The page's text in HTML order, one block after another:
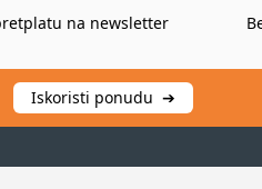
na newsletter
Iskoristi ponudu ➔